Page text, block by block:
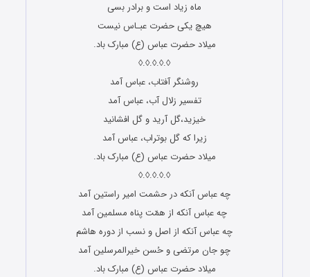
ماه زیاد است و برادر بسی
هیچ یکی حضرت عبـاس نیست
میلاد حضرت عباس (ع) مبارک باد.
◊.◊.◊.◊.◊
روشنگر آفتاب، عباس آمد
تفسیر زلال آب، عباس آمد
خیزید،گل آرید و گل افشانید
زیرا که گل بوتراب، عباس آمد
میلاد حضرت عباس (ع) مبارک باد.
◊.◊.◊.◊.◊
چه عباس آنکه در حشمت امیر راستین آمد
چه عباس آنکه از همّت پناه مسلمین آمد
چه عباس آنکه از اصل و نسب از دوره هاشم
چو جان مرتضى و حُسن خیرالمرسلین آمد
میلاد حضرت عباس (ع) مبارک باد.